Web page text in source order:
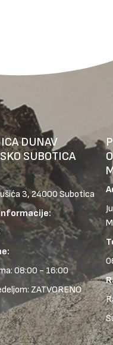
DUNAV
SUBOTICA
3, 24000 Subotica
08:00 - 16:00
ZATVORENO